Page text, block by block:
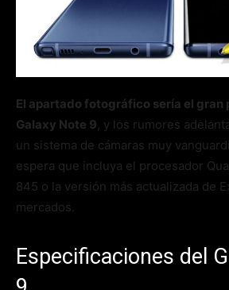
El apartado fotográfico sería el gran
Galaxy Note 9 , y los rumores
un sistema de cámaras muy
espera que incluya el procesador
845 o la versión más actualizada de
mercados.
Especificaciones del